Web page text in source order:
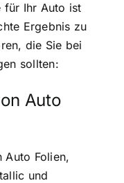
für Ihr Auto ist
Ergebnis zu
die Sie bei
sollten:
Auto
Auto Folien,
und